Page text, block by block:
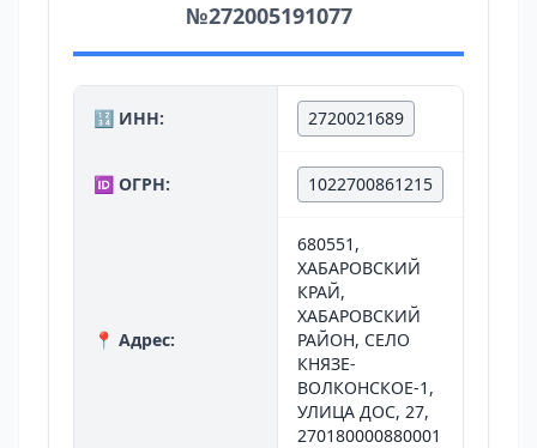
№272005191077
🔢 ИНН: 2720021689
🆔 ОГРН: 1022700861215
📍 Адрес:
680551,
ХАБАРОВСКИЙ
КРАЙ,
ХАБАРОВСКИЙ
РАЙОН, СЕЛО
КНЯЗЕ-
ВОЛКОНСКОЕ-1,
УЛИЦА ДОС, 27,
270180000880001